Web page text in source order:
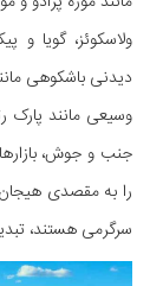
ولاسکوئز، گویا و
دیدنی باشکوهی
وسیعی مانند
جنب و جوش،
را به مقصدی هیجان
سرگرمی هستند،